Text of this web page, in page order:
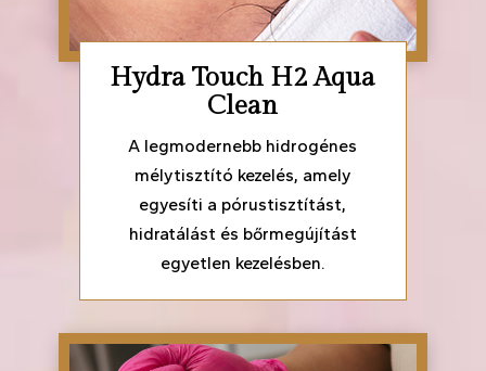
Hydra Touch H2 Aqua
Clean
A legmodernebb hidrogénes
mélytisztító kezelés, amely
egyesíti a pórustisztítást,
hidratálást és bőrmegújítást
egyetlen kezelésben.